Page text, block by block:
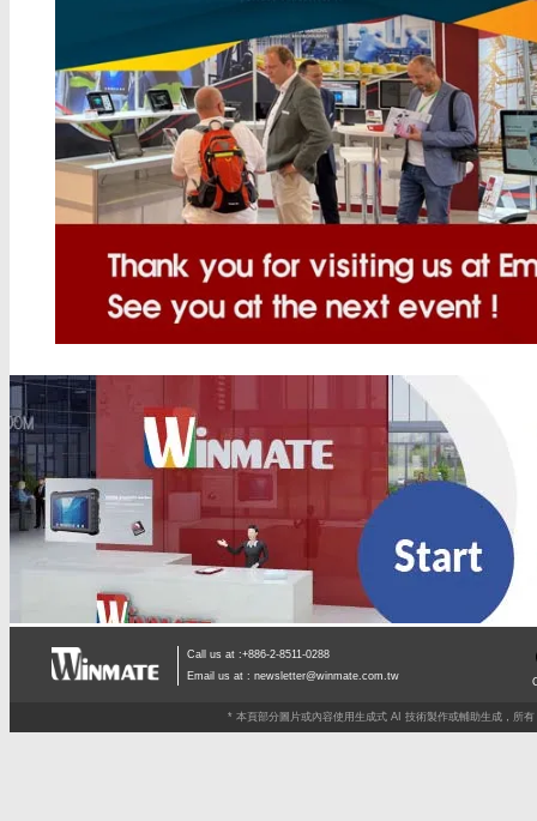
Call us at :+886-2-8511-0288
Email us at : newsletter@winmate.com.tw
* 本頁部分圖片或內容使用生成式 AI 技術製作或輔助生成，所